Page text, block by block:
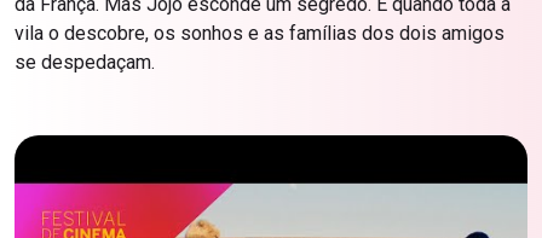
vila o descobre, os sonhos e as famílias dos dois amigos
se despedaçam.